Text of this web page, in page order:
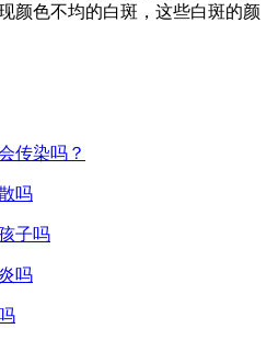
颜色不均的白斑，这些白斑的颜
传染吗？
吗
子吗
吗